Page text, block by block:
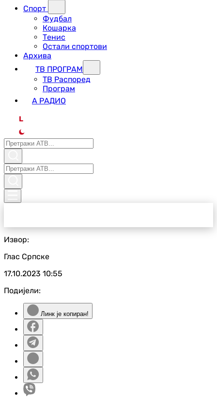
Спорт
Фудбал
Кошарка
Тенис
Остали спортови
Архива
ТВ ПРОГРАМ
ТВ Распоред
Програм
А РАДИО
L
Извор:
Глас Српске
17.10.2023 10:55
Подијели:
Линк је копиран!